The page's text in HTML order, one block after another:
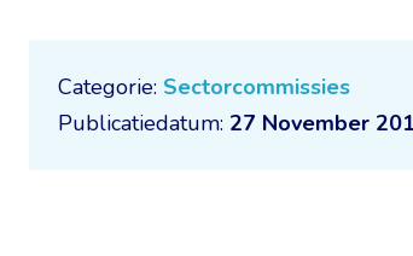
Categorie: Sectorcommissies
Publicatiedatum: 27 November